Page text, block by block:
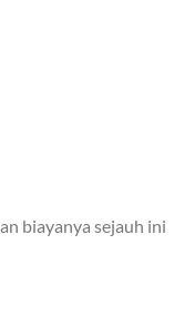
biayanya sejauh ini